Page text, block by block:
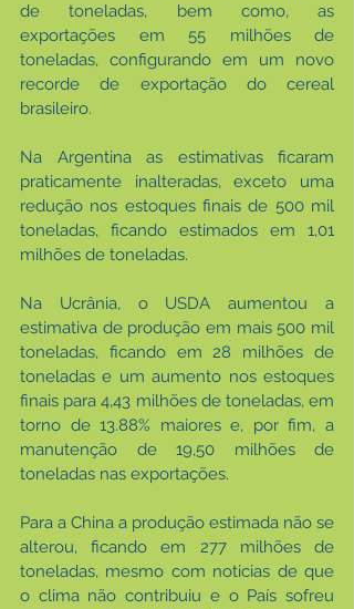
de toneladas, bem como, as
exportações em 55 milhões de
toneladas, configurando em um novo
recorde de exportação do cereal
brasileiro.
Na Argentina as estimativas ficaram
praticamente inalteradas, exceto uma
redução nos estoques finais de 500 mil
toneladas, ficando estimados em 1,01
milhões de toneladas.
Na Ucrânia, o USDA aumentou a
estimativa de produção em mais 500 mil
toneladas, ficando em 28 milhões de
toneladas e um aumento nos estoques
finais para 4,43 milhões de toneladas, em
torno de 13.88% maiores e, por fim, a
manutenção de 19,50 milhões de
toneladas nas exportações.
Para a China a produção estimada não se
alterou, ficando em 277 milhões de
toneladas, mesmo com noticias de que
o clima não contribuiu e o País sofreu